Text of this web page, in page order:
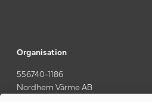
Organisation
556740-1186
Nordhem Värme AB